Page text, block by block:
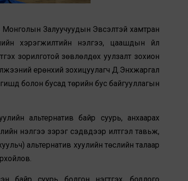
Залуучуудын Эвсэлтэй хамтран
хэрэгжилтийн үнэлгээ, цаашдын үйл
зорилготой зөвлөлдөх уулзалт зохион
ерөнхий зохицуулагч Д.Энхжаргал
болон бусад төрийн бус байгууллагын
альтернатив байр суурь, анхаарах
үнэлгээ зэрэг сэдвүүдээр илтгэл тавьж,
альтернатив хуулийн төслийн талаар